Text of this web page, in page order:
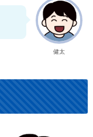
健太